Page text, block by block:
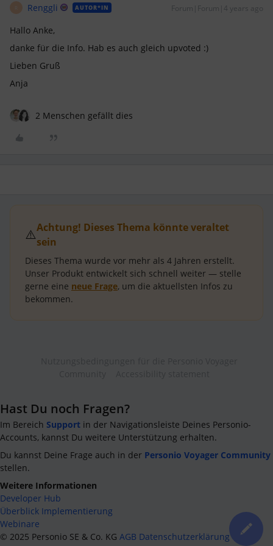
Renggli AUTOR*IN Forum|Forum|4 years ago
Hallo Anke,
danke für die Info. Hab es auch gleich upvoted :)
Lieben Gruß
Anja
2 Menschen gefällt dies
⚠️Achtung! Dieses Thema könnte veraltet
sein
Dieses Thema wurde vor mehr als 4 Jahren erstellt.
Unser Produkt entwickelt sich schnell weiter — stelle
gerne eine neue Frage, um die aktuellsten Infos zu
bekommen.
Hast Du noch Fragen?
Im Bereich Support in der Navigationsleiste Deines Personio-
Accounts, kannst Du weitere Unterstützung erhalten.
Du kannst Deine Frage auch in der Personio Voyager Community
stellen.
Weitere Informationen
Developer Hub
Überblick Implementierung
Webinare
© 2025 Personio SE & Co. KG AGB Datenschutzerklärung